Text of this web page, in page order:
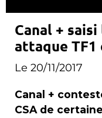
Canal +
attaque TF1
Le 20/11/2017
Canal +
CSA de